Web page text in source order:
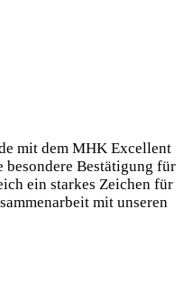
mit dem MHK Excellent
besondere Bestätigung für
ein starkes Zeichen für
mit unseren